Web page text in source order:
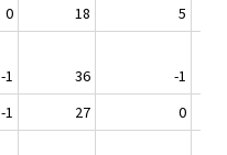
0 18
5
-1 36
-1
-1 27
0